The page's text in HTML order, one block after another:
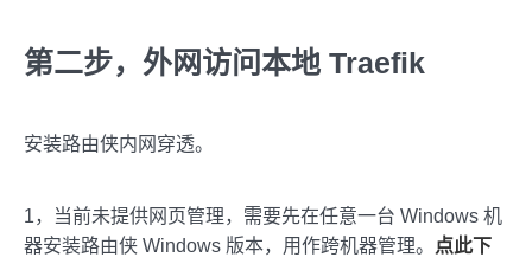
第二步，外网访问本地 Traefik
安装路由侠内网穿透。
1，当前未提供网页管理，需要先在任意一台 Windows 机
器安装路由侠 Windows 版本，用作跨机器管理。
点此下